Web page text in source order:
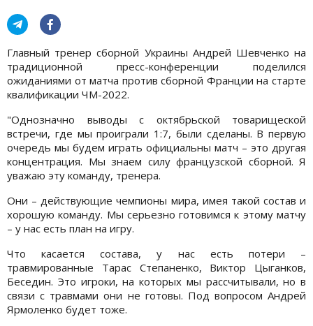
Главный тренер сборной Украины Андрей Шевченко на
традиционной пресс-конференции поделился
ожиданиями от матча против сборной Франции на старте
квалификации ЧМ-2022.
"Однозначно выводы с октябрьской товарищеской
встречи, где мы проиграли 1:7, были сделаны. В первую
очередь мы будем играть официальны матч – это другая
концентрация. Мы знаем силу французской сборной. Я
уважаю эту команду, тренера.
Они – действующие чемпионы мира, имея такой состав и
хорошую команду. Мы серьезно готовимся к этому матчу
– у нас есть план на игру.
Что касается состава, у нас есть потери –
травмированные Тарас Степаненко, Виктор Цыганков,
Беседин. Это игроки, на которых мы рассчитывали, но в
связи с травмами они не готовы. Под вопросом Андрей
Ярмоленко будет тоже.